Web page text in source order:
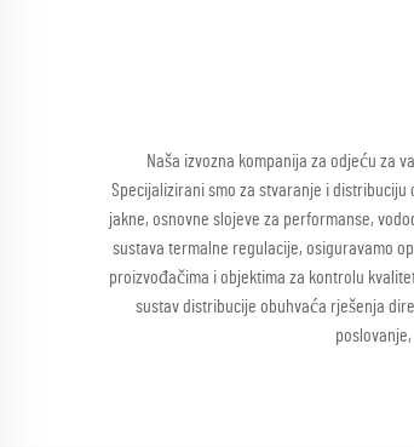
Naša izvozna kompanija za odjeću za
Specijalizirani smo za stvaranje i
jakne, osnovne slojeve za performanse,
sustava termalne regulacije, osiguravamo
proizvođačima i objektima za kontrolu
sustav distribucije obuhvaća rješenja